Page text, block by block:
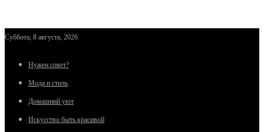
Суббота, 8 августа, 2026
Нужен совет?
Мода и стиль
Домашний уют
Искусство быть красивой